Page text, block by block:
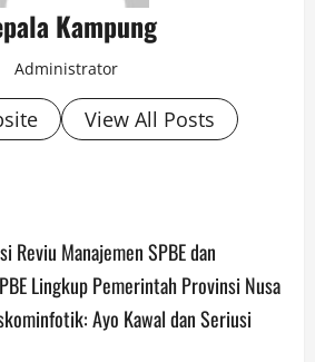
Kampung
Administrator
View All Posts
Reviu Manajemen SPBE dan
Lingkup Pemerintah Provinsi Nusa
Ayo Kawal dan Seriusi